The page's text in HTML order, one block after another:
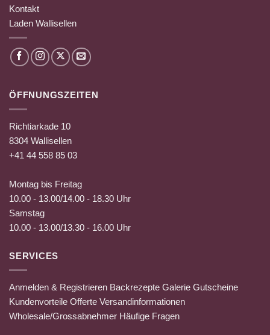
Kontakt
Laden Wallisellen
ÖFFNUNGSZEITEN
Richtiarkade 10
8304 Wallisellen
+41 44 558 85 03
Montag bis Freitag
10.00 - 13.00/14.00 - 18.30 Uhr
Samstag
10.00 - 13.00/13.30 - 16.00 Uhr
SERVICES
Anmelden & Registrieren Backrezepte Galerie Gutscheine
Kundenvorteile Offerte Versandinformationen
Wholesale/Grossabnehmer Häufige Fragen